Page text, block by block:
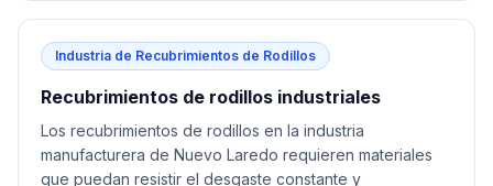
Industria de Recubrimientos de Rodillos
Recubrimientos de rodillos industriales
Los recubrimientos de rodillos en la industria
manufacturera de Nuevo Laredo requieren materiales
que puedan resistir el desgaste constante y